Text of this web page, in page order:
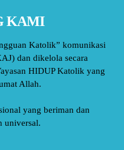
KAMI
Katolik” komunikasi
dan dikelola secara
HIDUP Katolik yang
Allah.
yang beriman dan
universal.